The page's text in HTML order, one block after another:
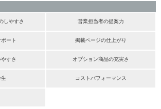
しやすさ 営業担当者の提案力
ート 掲載ページの仕上がり
すさ オプション商品の充実さ
コストパフォーマンス